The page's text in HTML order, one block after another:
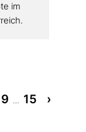
im
9 … 15 »